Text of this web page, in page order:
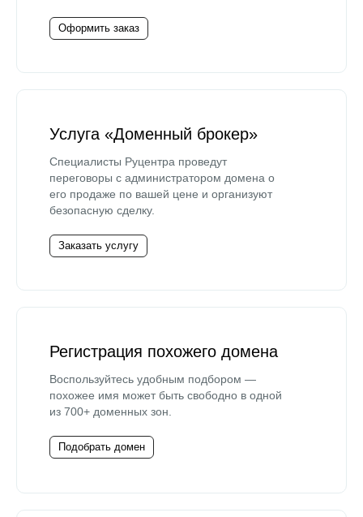
Оформить заказ
Услуга «Доменный брокер»
Специалисты Руцентра проведут
переговоры с администратором домена о
его продаже по вашей цене и организуют
безопасную сделку.
Заказать услугу
Регистрация похожего домена
Воспользуйтесь удобным подбором —
похожее имя может быть свободно в одной
из 700+ доменных зон.
Подобрать домен